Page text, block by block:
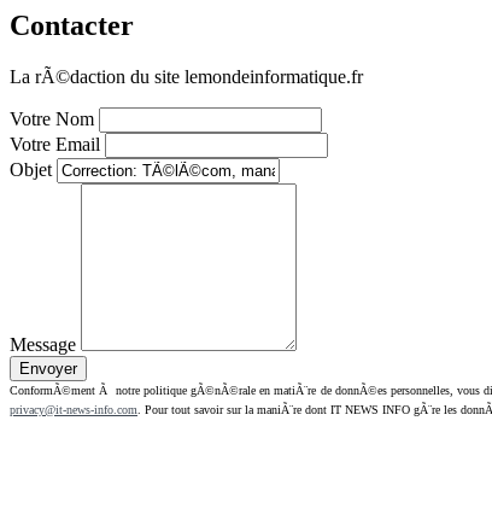
Contacter
La rÃ©daction du site lemondeinformatique.fr
Votre Nom
Votre Email
Objet
Message
ConformÃ©ment Ã notre politique gÃ©nÃ©rale en matiÃ¨re de donnÃ©es personnelles, vous
privacy@it-news-info.com . Pour tout savoir sur la maniÃ¨re dont IT NEWS INFO gÃ¨re les